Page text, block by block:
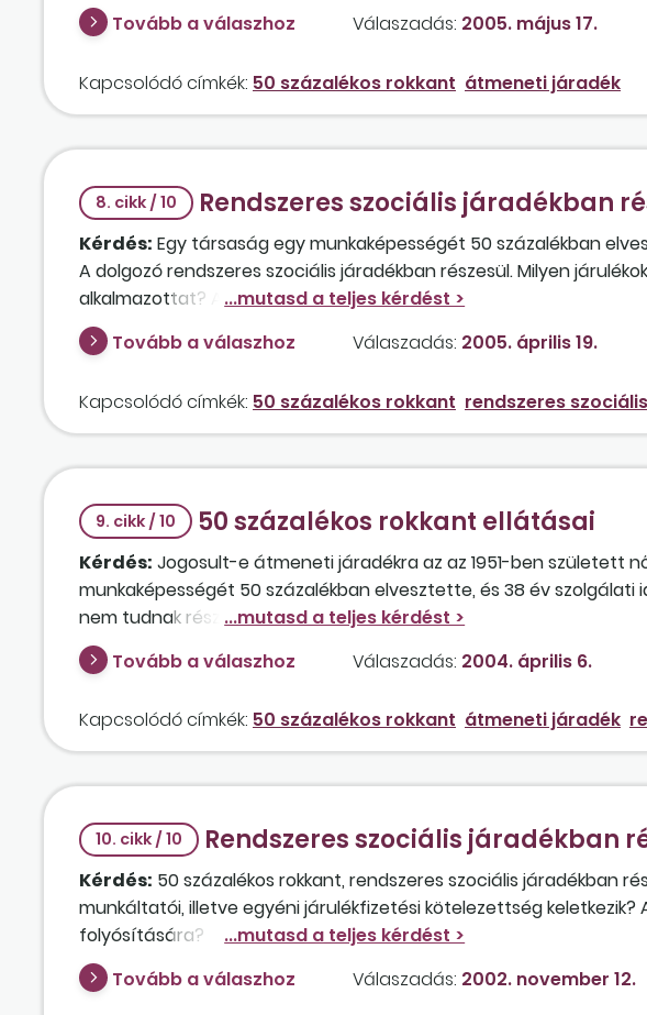
(már jelenleg is rendelkezik 42 év szolgálati idővel)? Amennyiben
munkaképesség-csökkenésről szóló határozatot, a döntés
közötti különbségre?
Tovább a válaszhoz Válaszadás: 2005. május 17.
Kapcsolódó címkék: 50 százalékos rokkant átmeneti járadék
8. cikk / 10 Rendszeres szociális járadékban
Kérdés: Egy társaság egy munkaképességét 50 százalékban
A dolgozó rendszeres szociális járadékban részesül. Milyen
alkalmazottat? A ledolgozott idő szolgálati időnek minősül-e?
Tovább a válaszhoz
Válaszadás: 2005. április 19.
Kapcsolódó címkék: 50 százalékos rokkant rendszeres
9. cikk / 10 50 százalékos rokkant ellátásai
Kérdés: Jogosult-e átmeneti járadékra az az 1951-ben született
munkaképességét 50 százalékban elvesztette, és 38 év
nem tudnak részére munkát biztosítani.
Tovább a válaszhoz
Válaszadás: 2004. április 6.
Kapcsolódó címkék: 50 százalékos rokkant átmeneti járadék
10. cikk / 10 Rendszeres szociális járadékban
Kérdés: 50 százalékos rokkant, rendszeres szociális járadékban
munkáltatói, illetve egyéni járulékfizetési kötelezettség
folyósítására?
Tovább a válaszhoz
Válaszadás: 2002. november 12.